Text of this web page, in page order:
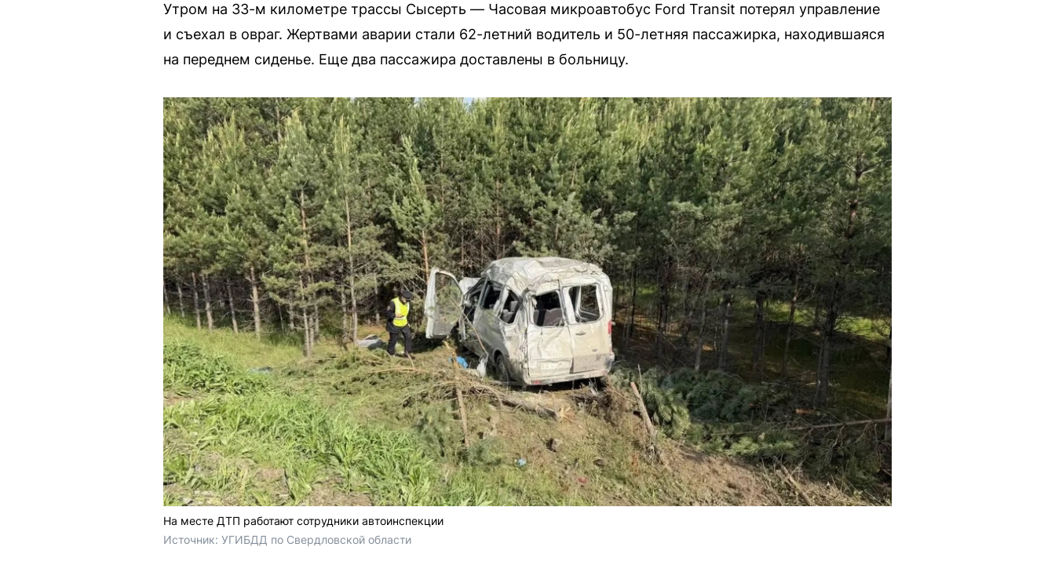
Утром на 33-м километре трассы Сысерть — Часовая микроавтобус Ford Transit потерял управление
и съехал в овраг. Жертвами аварии стали 62-летний водитель и 50-летняя пассажирка, находившаяся
на переднем сиденье. Еще два пассажира доставлены в больницу.
На месте ДТП работают сотрудники автоинспекции
Источник: УГИБДД по Свердловской области